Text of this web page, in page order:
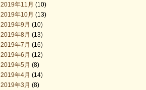
2019年11月 (10)
2019年10月 (13)
2019年9月 (10)
2019年8月 (13)
2019年7月 (16)
2019年6月 (12)
2019年5月 (8)
2019年4月 (14)
2019年3月 (8)